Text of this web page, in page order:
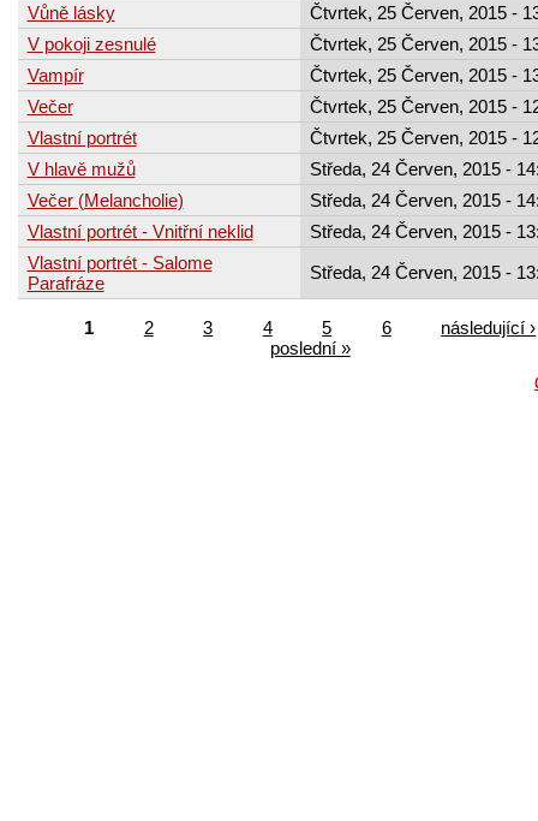
Vůně lásky
Čtvrtek, 25 Červen, 2015 -
V pokoji zesnulé
Čtvrtek, 25 Červen, 2015 -
Vampír
Čtvrtek, 25 Červen, 2015 -
Večer
Čtvrtek, 25 Červen, 2015 -
Vlastní portrét
Čtvrtek, 25 Červen, 2015 -
V hlavě mužů
Středa, 24 Červen, 2015 -
Večer (Melancholie)
Středa, 24 Červen, 2015 -
Vlastní portrét - Vnitřní neklid
Středa, 24 Červen, 2015 -
Vlastní portrét - Salome
Parafráze
Středa, 24 Červen, 2015 -
1 2 3 4 5 6
následující ›
poslední »